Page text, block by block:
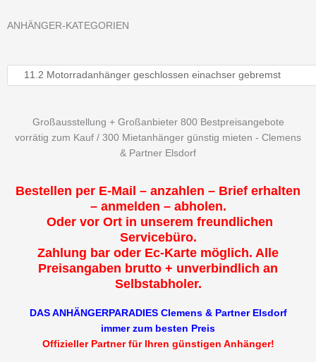
ANHÄNGER-KATEGORIEN
Großausstellung + Großanbieter 800 Bestpreisangebote
vorrätig zum Kauf / 300 Mietanhänger günstig mieten - Clemens
& Partner Elsdorf
Bestellen per E-Mail – anzahlen – Brief erhalten
– anmelden – abholen.
Oder vor Ort in unserem freundlichen
Servicebüro.
Zahlung bar oder Ec-Karte möglich. Alle
Preisangaben brutto + unverbindlich an
Selbstabholer.
DAS ANHÄNGERPARADIES Clemens & Partner Elsdorf
immer zum besten Preis
Offizieller Partner für Ihren günstigen Anhänger!